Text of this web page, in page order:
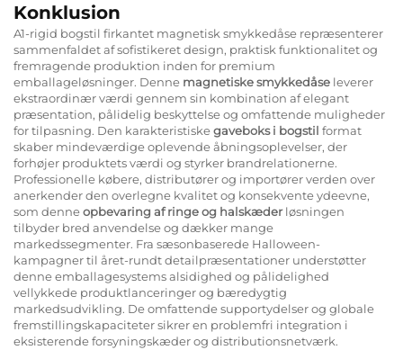
Konklusion
A1-rigid bogstil firkantet magnetisk smykkedåse repræsenterer
sammenfaldet af sofistikeret design, praktisk funktionalitet og
fremragende produktion inden for premium
emballageløsninger. Denne magnetiske smykkedåse leverer
ekstraordinær værdi gennem sin kombination af elegant
præsentation, pålidelig beskyttelse og omfattende muligheder
for tilpasning. Den karakteristiskegaveboks i bogstil format
skaber mindeværdige oplevende åbningsoplevelser, der
forhøjer produktets værdi og styrker brandrelationerne.
Professionelle købere, distributører og importører verden over
anerkender den overlegne kvalitet og konsekvente ydeevne,
som denneopbevaring af ringe og halskæderløsningen
tilbyder bred anvendelse og dækker mange
markedssegmenter. Fra sæsonbaserede Halloween-
kampagner til året-rundt detailpræsentationer understøtter
denne emballagesystems alsidighed og pålidelighed
vellykkede produktlanceringer og bæredygtig
markedsudvikling. De omfattende supportydelser og globale
fremstillingskapaciteter sikrer en problemfri integration i
eksisterende forsyningskæder og distributionsnetværk.